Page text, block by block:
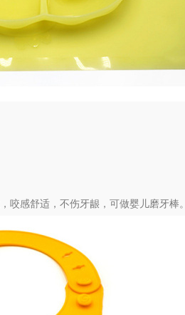
咬感舒适，不伤牙龈，可做婴儿磨牙棒。